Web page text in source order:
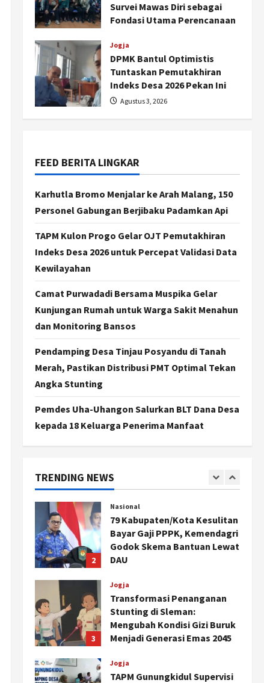
Survei Mawas Diri sebagai
Fondasi Utama Perencanaan
Agustus 3, 2026
Jogja
DPMK Bantul Optimistis
Tuntaskan Pemutakhiran
Indeks Desa 2026 Pekan Ini
Agustus 3, 2026
FEED BERITA LINGKAR
Karhutla Bromo Menjalar ke Arah Malang, 150
Personel Gabungan Berjibaku Padamkan Api
TAPM Kulon Progo Gelar OJT Pemutakhiran
Indeks Desa 2026 untuk Percepat Validasi Data
Kewilayahan
Camat Purwadadi Bersama Muspika Gelar
Kunjungan Rumah untuk Warga Sakit Menahun
dan Monitoring Bansos
Pendamping Desa Tinjau Posyandu di Tanah
Merah, Pastikan Distribusi PMT Optimal Tekan
Angka Stunting
Pemdes Uha-Uhangon Salurkan BLT Dana Desa
kepada 18 Keluarga Penerima Manfaat
TRENDING NEWS
2
DAU
3
Jogja
Transformasi Penanganan
Stunting di Sleman:
Mengubah Kondisi Gizi Buruk
Menjadi Generasi Emas 2045
4
TAPM Gunungkidul Supervisi
Pendamping Desa
Karangmojo untuk
Optimalkan Pembangunan
dan Pemberdayaan
Kalurahan
Agustus 5, 2026
Nasional
Kasus Eks Jampidsus Febrie
Adriansyah Diminta Diusut
Reformasi Kejaksaan
1
Politik
2
Nasional
79 Kabupaten/Kota Kesulitan
Bayar Gaji PPPK, Kemendagri
Godok Skema Bantuan Lewat
DAU
3
Jogja
Transformasi Penanganan
Stunting di Sleman:
Mengubah Kondisi Gizi Buruk
Menjadi Generasi Emas 2045
Jogja
TAPM Gunungkidul Supervisi